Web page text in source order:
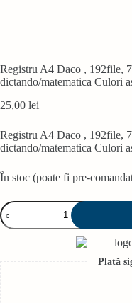
Registru A4 Daco , 192file,
dictando/matematica Culori
25,00 lei
Registru A4 Daco , 192file,
dictando/matematica Culori
În stoc (poate fi pre-
Cantitate
Registru
A4
Plată